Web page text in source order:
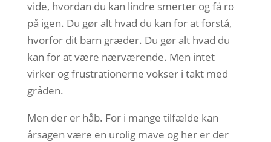
vide, hvordan du kan lindre smerter og få ro
på igen. Du gør alt hvad du kan for at forstå,
hvorfor dit barn græder. Du gør alt hvad du
kan for at være nærværende. Men intet
virker og frustrationerne vokser i takt med
gråden.
Men der er håb. For i mange tilfælde kan
årsagen være en urolig mave og her er der